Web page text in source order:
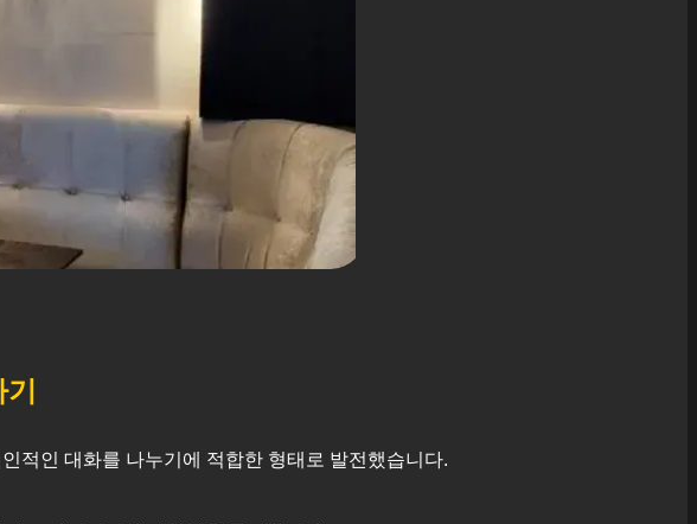
적인 대화를 나누기에 적합한 형태로 발전했습니다.